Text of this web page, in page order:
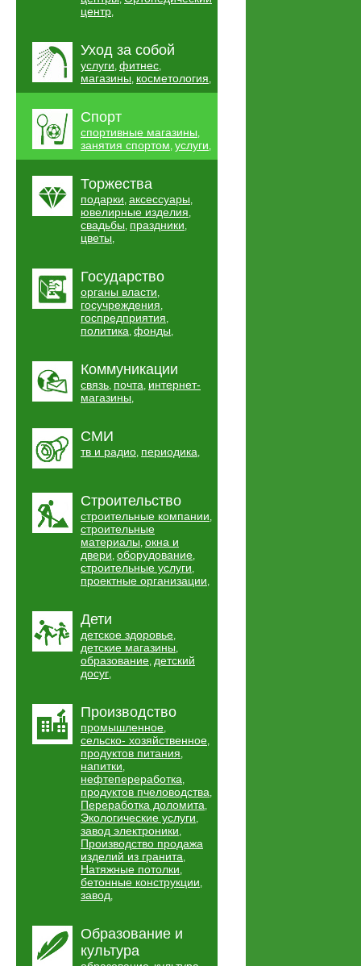
центр,
Уход за собой
услуги, фитнес,
магазины, косметология,
Спорт
спортивные магазины,
занятия спортом, услуги,
Торжества
подарки, аксессуары,
ювелирные изделия,
свадьбы, праздники,
цветы,
Государство
органы власти,
госучреждения,
госпредприятия,
политика, фонды,
Коммуникации
связь, почта, интернет-
магазины,
СМИ
тв и радио, периодика,
Строительство
строительные компании,
строительные
материалы, окна и
двери, оборудование,
строительные услуги,
проектные организации,
Дети
детское здоровье,
детские магазины,
образование, детский
досуг,
Производство
промышленное,
сельско- хозяйственное,
продуктов питания,
напитки,
нефтепереработка,
продуктов пчеловодства,
Переработка доломита,
Экологические услуги,
завод электроники,
Производство продажа
изделий из гранита,
Натяжные потолки,
бетонные конструкции,
завод,
Образование и
культура